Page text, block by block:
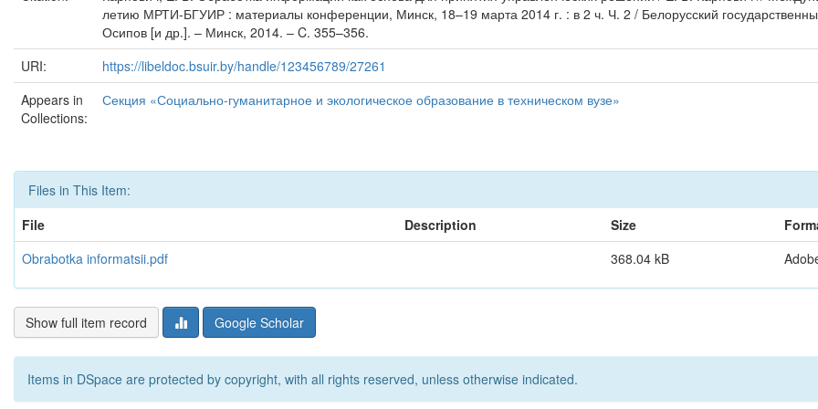
летию МРТИ-БГУИР : материалы конференции, Минск, 18–19 марта 2014 г. : в 2 ч. Ч. 2 / Белорусский
Осипов [и др.]. – Минск, 2014. – C. 355–356.
URI:
https://libeldoc.bsuir.by/handle/123456789/27261
Appears in
Collections:
Секция «Социально-гуманитарное и экологическое образование в техническом вузе»
Files in This Item:
File
Description Size
Obrabotka informatsii.pdf
368.04 kB
Show full item record Google Scholar
Items in DSpace are protected by copyright, with all rights reserved, unless otherwise indicated.